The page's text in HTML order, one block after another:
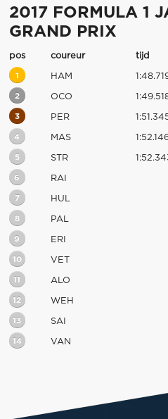
2017 FORMULA 1
GRAND PRIX
pos coureur tijd
1 HAM
2 OCO
3 PER
4 MAS
5 STR
6 RAI
7 HUL
8 PAL
9 ERI
10 VET
11 ALO
12 WEH
13 SAI
14 VAN